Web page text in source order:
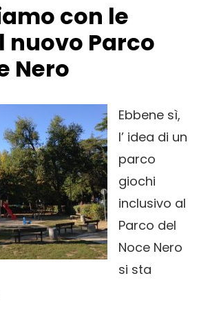
con le
nuovo Parco
Nero
Ebbene sì,
l’ idea di un
parco
giochi
inclusivo al
Parco del
Noce Nero
si sta